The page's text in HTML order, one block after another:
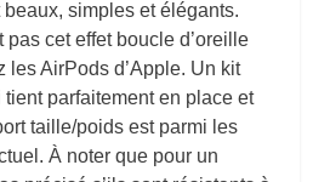
simples et élégants.
pas cet effet boucle d’oreille
les AirPods d’Apple. Un kit
parfaitement en place et
taille/poids est parmi les
À noter que pour un